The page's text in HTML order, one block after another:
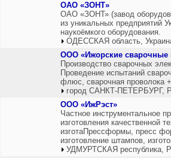
ОАО «ЗОНТ»
ОАО «ЗОНТ» (завод
из уникальных предприятий
наукоёмкого оборудования.
ОДЕССКАЯ область,
ООО «Ижорские сварочные
Производство сварочных
Проведение испытаний
флюс, сварочная проволока
город САНКТ-ПЕТЕРБУРГ,
ООО «ИжРэст»
Частное инструментальное
изготовления качественной
изготаПрессформы, пресс
изготовление штампов,
УДМУРТСКАЯ республика,